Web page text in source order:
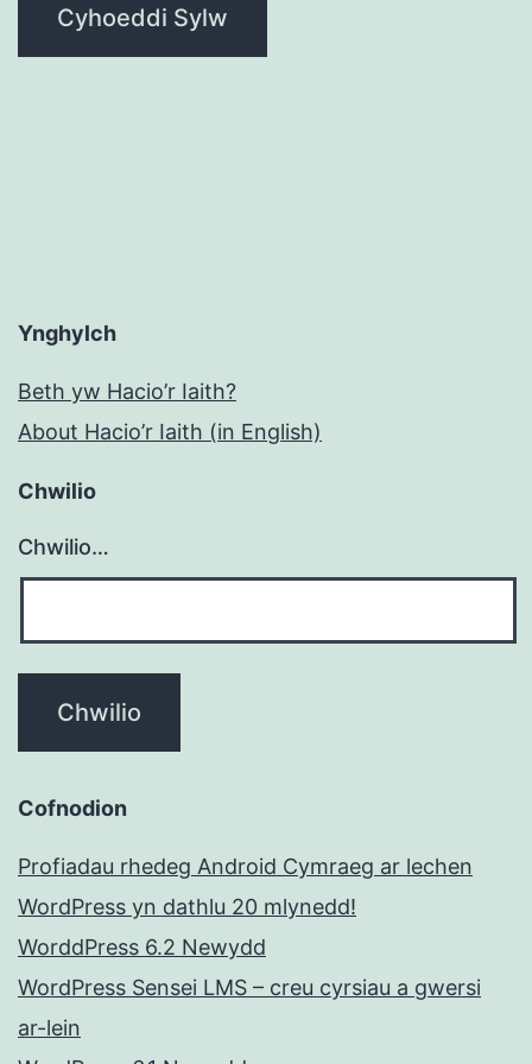
Ynghylch
Beth yw Hacio’r Iaith?
About Hacio’r Iaith (in English)
Chwilio
Chwilio…
Cofnodion
Profiadau rhedeg Android Cymraeg ar lechen
WordPress yn dathlu 20 mlynedd!
WorddPress 6.2 Newydd
WordPress Sensei LMS – creu cyrsiau a gwersi
ar-lein